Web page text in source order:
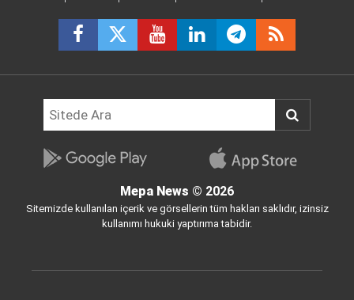
Mepa News © 2026
Sitemizde kullanılan içerik ve görsellerin tüm hakları saklıdır, izinsiz
kullanımı hukuki yaptırıma tabidir.